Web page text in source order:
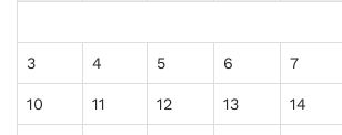
3 4 5 6 7
10 11 12 13 14